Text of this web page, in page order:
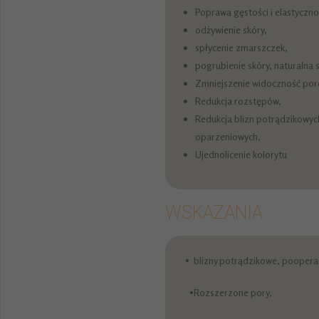
Poprawa gęstości i
odżywienie skóry,
spłycenie zmarszczek,
pogrubienie skóry, naturalna
Zmniejszenie widoczność
Redukcja rozstępów,
Redukcja blizn
oparzeniowych,
Ujednolicenie kolorytu
WSKAZANIA
• blizny potrądzikowe,
•Rozszerzone pory,